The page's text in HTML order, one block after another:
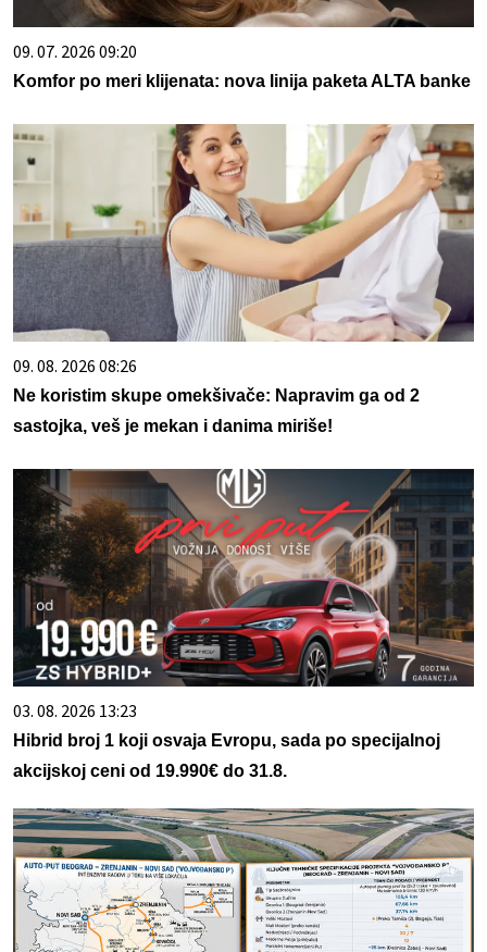
09. 07. 2026 09:20
Komfor po meri klijenata: nova linija paketa ALTA banke
09. 08. 2026 08:26
Ne koristim skupe omekšivače: Napravim ga od 2
sastojka, veš je mekan i danima miriše!
03. 08. 2026 13:23
Hibrid broj 1 koji osvaja Evropu, sada po specijalnoj
akcijskoj ceni od 19.990€ do 31.8.